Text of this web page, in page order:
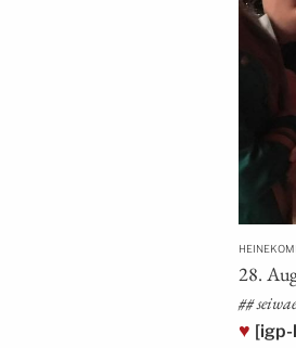
28.
##
♥ [igp-